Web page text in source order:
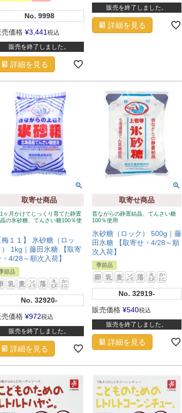
No. 9998
売価格 ¥3,441 税込
販売を終了しました。
詳細を見る
販売を終了しました。
詳細を見る
取寄せ商品
ヶ月かけてじっくり育てた静置
の氷砂糖、てんさい糖100％使
梅１１】 氷砂糖（ロッ
） 1kg｜藤田氷糖 【取寄
4/28～順次入荷】
節品
No. 32920-
売価格 ¥972税込
販売を終了しました。
詳細を見る
取寄せ商品
昔ながらの静置結晶、てんさい糖
100％使用
氷砂糖（ロック） 500g｜藤
田氷糖 【取寄せ・4/28～順
次入荷】
季節品
No. 32919-
販売価格 ¥540税込
販売を終了しました。
詳細を見る